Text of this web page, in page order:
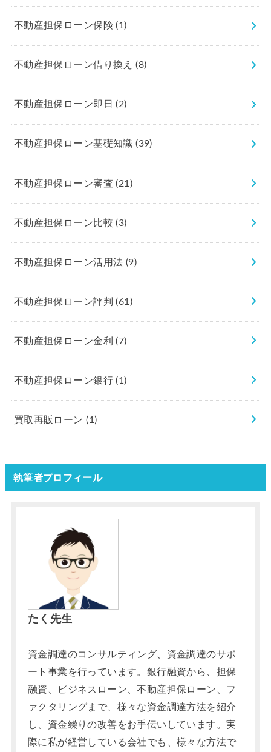
不動産担保ローン保険(1)
不動産担保ローン借り換え(8)
不動産担保ローン即日(2)
不動産担保ローン基礎知識(39)
不動産担保ローン審査(21)
不動産担保ローン比較(3)
不動産担保ローン活用法 (9)
不動産担保ローン評判(61)
不動産担保ローン金利(7)
不動産担保ローン銀行(1)
買取再販ローン(1)
執筆者プロフィール
たく先生
資金調達のコンサルティング、資金調達のサポ
ート事業を行っています。銀行融資から、担保
融資、ビジネスローン、不動産担保ローン、フ
ァクタリングまで、様々な資金調達方法を紹介
し、資金繰りの改善をお手伝いしています。実
際に私が経営している会社でも、様々な方法で